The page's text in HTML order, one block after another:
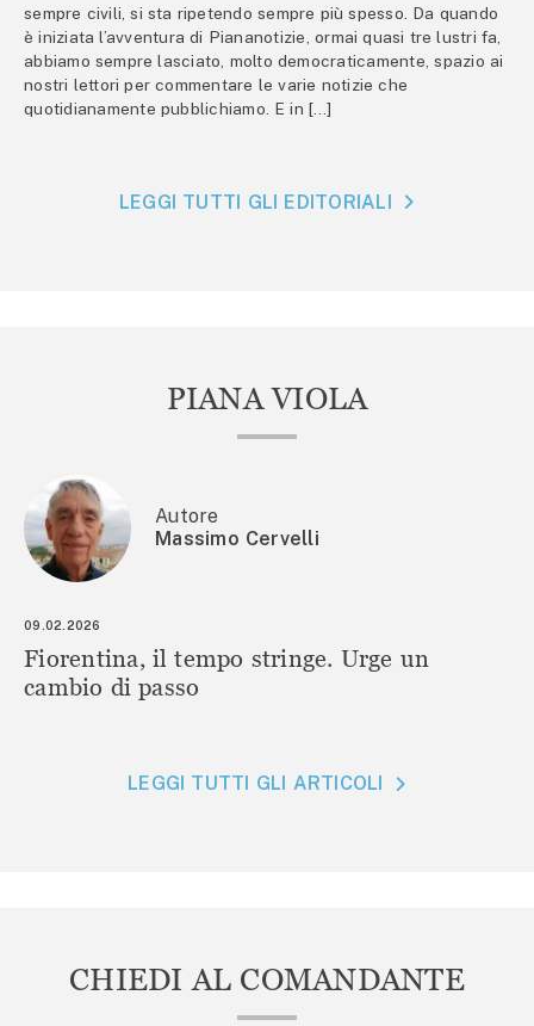
sempre civili, si sta ripetendo sempre più spesso. Da quando
è iniziata l’avventura di Piananotizie, ormai quasi tre lustri fa,
abbiamo sempre lasciato, molto democraticamente, spazio ai
nostri lettori per commentare le varie notizie che
quotidianamente pubblichiamo. E in […]
LEGGI TUTTI GLI EDITORIALI
PIANA VIOLA
Autore
Massimo Cervelli
09.02.2026
Fiorentina, il tempo stringe. Urge un
cambio di passo
LEGGI TUTTI GLI ARTICOLI
CHIEDI AL COMANDANTE